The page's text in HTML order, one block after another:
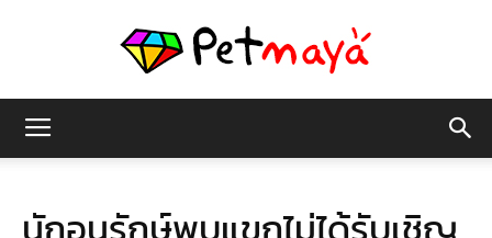
มายา